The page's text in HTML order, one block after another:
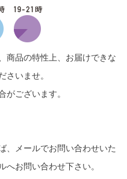
商品の特性上、お届けできな
さいませ。
ございます。
、メールでお問い合わせいた
へお問い合わせ下さい。